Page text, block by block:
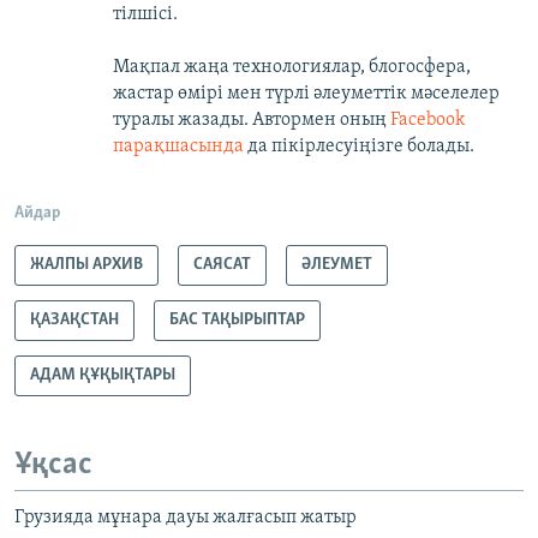
тілшісі.
Мақпал жаңа технологиялар, блогосфера,
жастар өмірі мен түрлі әлеуметтік мәселелер
туралы жазады. Автормен оныңFacebook
парақшасында да пікірлесуіңізге болады.
Айдар
ЖАЛПЫ АРХИВ САЯСАТ ӘЛЕУМЕТ
ҚАЗАҚСТАН БАС ТАҚЫРЫПТАР
АДАМ ҚҰҚЫҚТАРЫ
Ұқсас
Грузияда мұнара дауы жалғасып жатыр